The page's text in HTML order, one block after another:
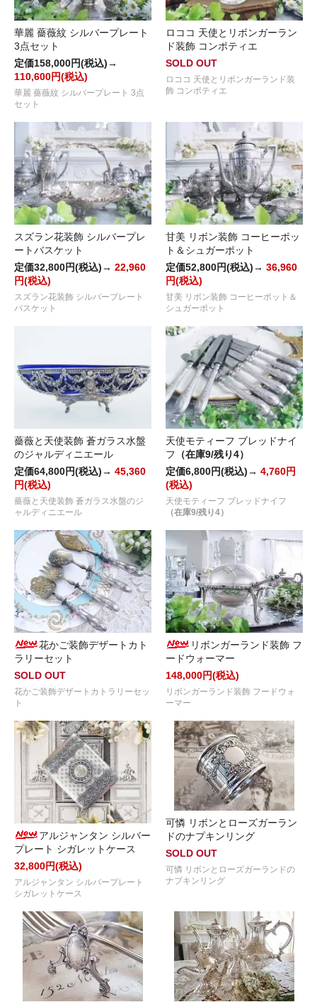
華麗 薔薇紋 シルバープレート
3点セット
定価158,000円(税込)→
110,600円(税込)
華麗 薔薇紋 シルバープレート 3点
セット
ロココ 天使とリボンガーラン
ド装飾 コンポティエ
SOLD OUT
ロココ 天使とリボンガーランド装
飾 コンポティエ
スズラン花装飾 シルバープレ
ートバスケット
定価32,800円(税込)→ 22,960
円(税込)
スズラン花装飾 シルバープレート
バスケット
甘美 リボン装飾 コーヒーポッ
ト＆シュガーポット
定価52,800円(税込)→ 36,960
円(税込)
甘美 リボン装飾 コーヒーポット＆
シュガーポット
薔薇と天使装飾 蒼ガラス水盤
のジャルディニエール
定価64,800円(税込)→ 45,360
円(税込)
薔薇と天使装飾 蒼ガラス水盤のジ
ャルディニエール
天使モティーフ ブレッドナイ
フ （在庫9/残り4）
定価6,800円(税込)→ 4,760円
(税込)
天使モティーフ ブレッドナイフ
（在庫9/残り4）
花かご装飾デザートカト
ラリーセット
SOLD OUT
花かご装飾デザートカトラリーセッ
ト
リボンガーランド装飾 フ
ードウォーマー
148,000円(税込)
リボンガーランド装飾 フードウォ
ーマー
アルジャンタン シルバー
プレート シガレットケース
32,800円(税込)
アルジャンタン シルバープレート
シガレットケース
可憐 リボンとローズガーラン
ドのナプキンリング
SOLD OUT
可憐 リボンとローズガーランドの
ナプキンリング